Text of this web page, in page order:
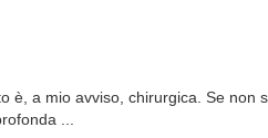
è, a mio avviso, chirurgica. Se non
...